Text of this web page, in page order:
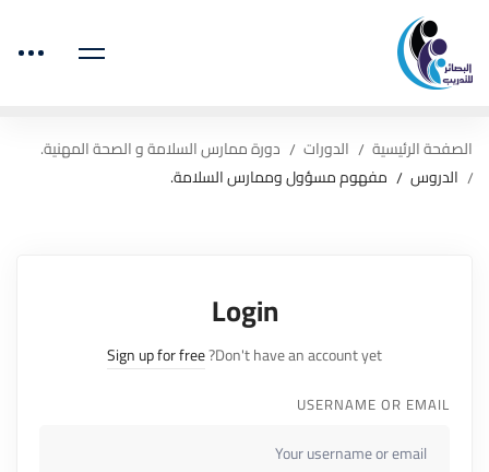
الصفحة الرئيسية الدورات
دورة ممارس السلامة و الصحة المهنية.
الدروس
مفهوم مسؤول وممارس السلامة.
Login
Don't have an account yet?
Sign up for free
USERNAME OR EMAIL